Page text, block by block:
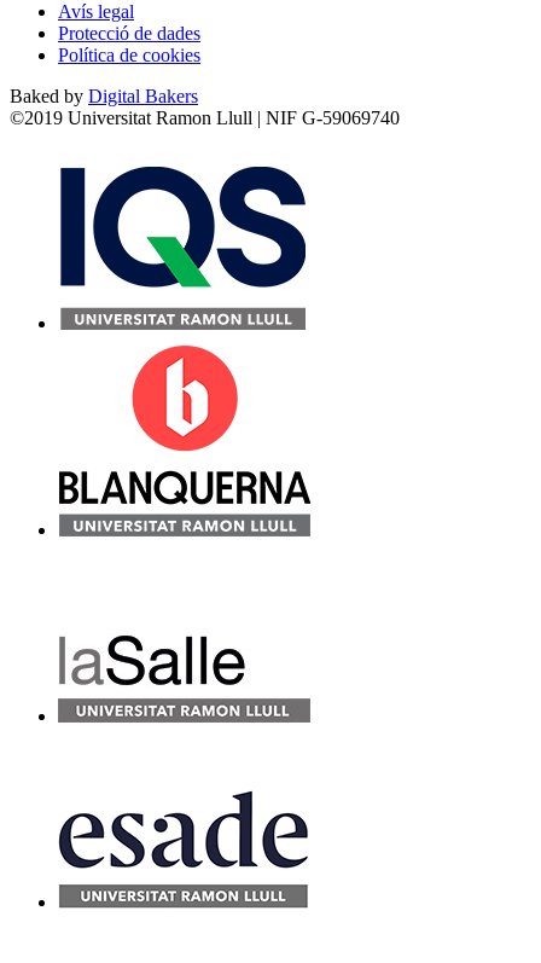
Avís legal
Protecció de dades
Política de cookies
Baked by Digital Bakers
©2019 Universitat Ramon Llull | NIF G-59069740